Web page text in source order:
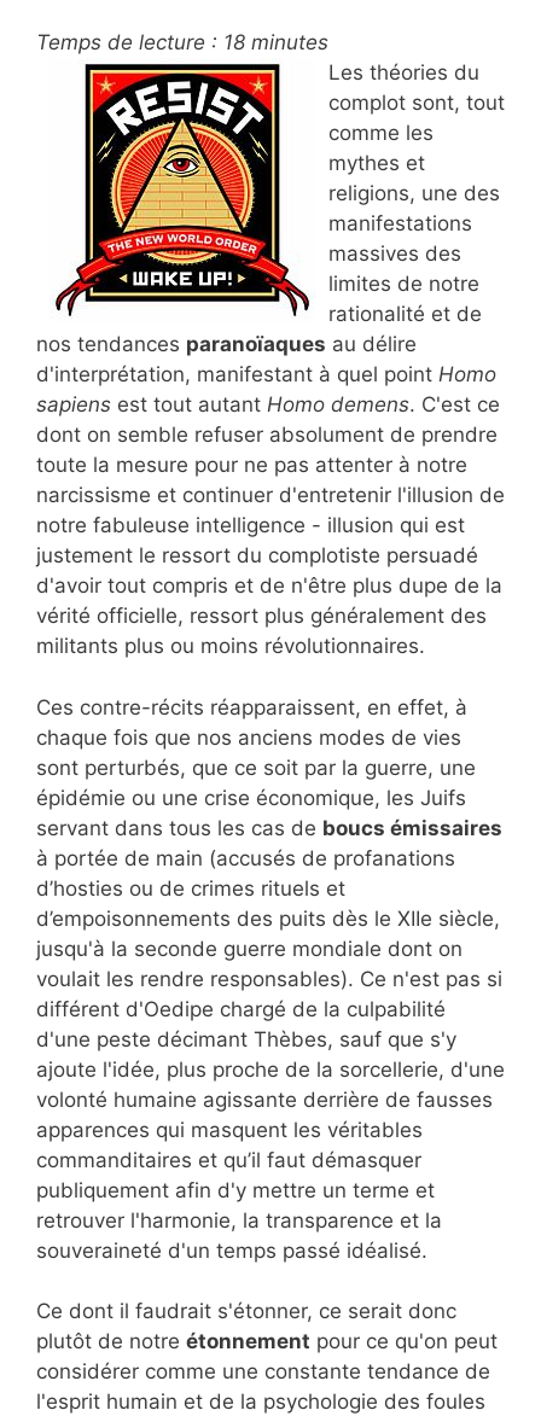
Temps de lecture : 18 minutes
Les théories du
complot sont, tout
comme les
mythes et
religions, une des
manifestations
massives des
limites de notre
rationalité et de
nos tendances paranoïaques au délire
d'interprétation, manifestant à quel point Homo
sapiens est tout autant Homo demens. C'est ce
dont on semble refuser absolument de prendre
toute la mesure pour ne pas attenter à notre
narcissisme et continuer d'entretenir l'illusion de
notre fabuleuse intelligence - illusion qui est
justement le ressort du complotiste persuadé
d'avoir tout compris et de n'être plus dupe de la
vérité officielle, ressort plus généralement des
militants plus ou moins révolutionnaires.
Ces contre-récits réapparaissent, en effet, à
chaque fois que nos anciens modes de vies
sont perturbés, que ce soit par la guerre, une
épidémie ou une crise économique, les Juifs
servant dans tous les cas de boucs émissaires
à portée de main (accusés de profanations
d’hosties ou de crimes rituels et
d’empoisonnements des puits dès le XIIe siècle,
jusqu'à la seconde guerre mondiale dont on
voulait les rendre responsables). Ce n'est pas si
différent d'Oedipe chargé de la culpabilité
d'une peste décimant Thèbes, sauf que s'y
ajoute l'idée, plus proche de la sorcellerie, d'une
volonté humaine agissante derrière de fausses
apparences qui masquent les véritables
commanditaires et qu’il faut démasquer
publiquement afin d'y mettre un terme et
retrouver l'harmonie, la transparence et la
souveraineté d'un temps passé idéalisé.
Ce dont il faudrait s'étonner, ce serait donc
plutôt de notre étonnement pour ce qu'on peut
considérer comme une constante tendance de
l'esprit humain et de la psychologie des foules